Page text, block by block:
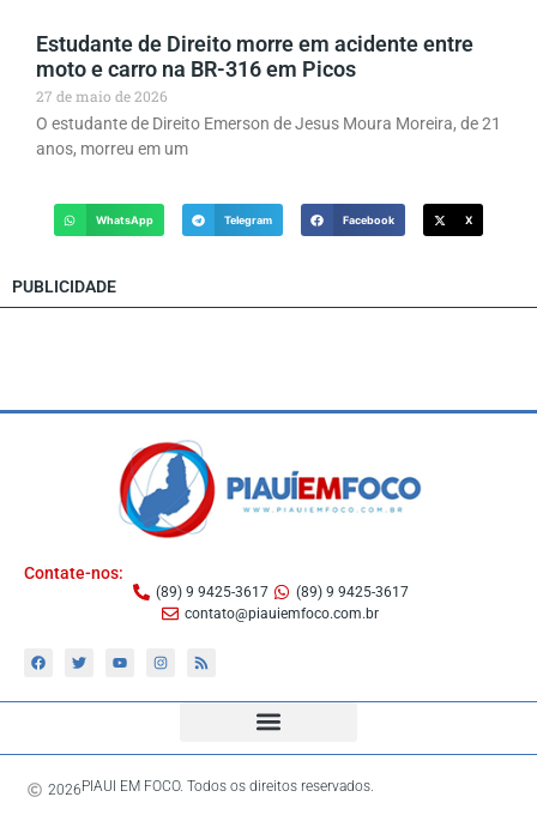
Estudante de Direito morre em acidente entre
moto e carro na BR-316 em Picos
27 de maio de 2026
O estudante de Direito Emerson de Jesus Moura Moreira, de 21
anos, morreu em um
WhatsApp Telegram Facebook X
PUBLICIDADE
Contate-nos:
(89) 9 9425-3617
(89) 9 9425-3617
contato@piauiemfoco.com.br
2026PIAUI EM FOCO. Todos os direitos reservados.